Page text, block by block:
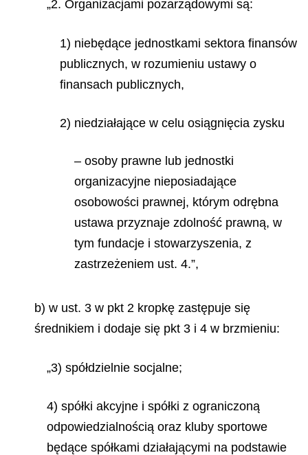
„2. Organizacjami pozarządowymi są:
1) niebędące jednostkami sektora finansów
publicznych, w rozumieniu ustawy o
finansach publicznych,
2) niedziałające w celu osiągnięcia zysku
– osoby prawne lub jednostki
organizacyjne nieposiadające
osobowości prawnej, którym odrębna
ustawa przyznaje zdolność prawną, w
tym fundacje i stowarzyszenia, z
zastrzeżeniem ust. 4.”,
b) w ust. 3 w pkt 2 kropkę zastępuje się
średnikiem i dodaje się pkt 3 i 4 w brzmieniu:
„3) spółdzielnie socjalne;
4) spółki akcyjne i spółki z ograniczoną
odpowiedzialnością oraz kluby sportowe
będące spółkami działającymi na podstawie